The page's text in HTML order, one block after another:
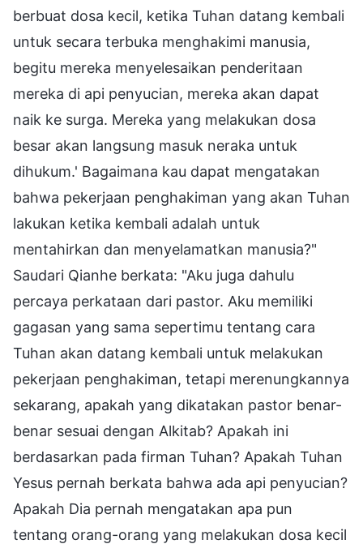
berbuat dosa kecil, ketika Tuhan datang kembali
untuk secara terbuka menghakimi manusia,
begitu mereka menyelesaikan penderitaan
mereka di api penyucian, mereka akan dapat
naik ke surga. Mereka yang melakukan dosa
besar akan langsung masuk neraka untuk
dihukum.' Bagaimana kau dapat mengatakan
bahwa pekerjaan penghakiman yang akan Tuhan
lakukan ketika kembali adalah untuk
mentahirkan dan menyelamatkan manusia?"
Saudari Qianhe berkata: "Aku juga dahulu
percaya perkataan dari pastor. Aku memiliki
gagasan yang sama sepertimu tentang cara
Tuhan akan datang kembali untuk melakukan
pekerjaan penghakiman, tetapi merenungkannya
sekarang, apakah yang dikatakan pastor benar-
benar sesuai dengan Alkitab? Apakah ini
berdasarkan pada firman Tuhan? Apakah Tuhan
Yesus pernah berkata bahwa ada api penyucian?
Apakah Dia pernah mengatakan apa pun
tentang orang-orang yang melakukan dosa kecil